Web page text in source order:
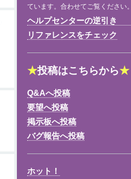
ています。合わせてご覧ください。
ヘルプセンターの逆引き
リファレンスをチェック
★投稿はこちらから★
Q&Aへ投稿
要望へ投稿
掲示板へ投稿
バグ報告へ投稿
ホット！